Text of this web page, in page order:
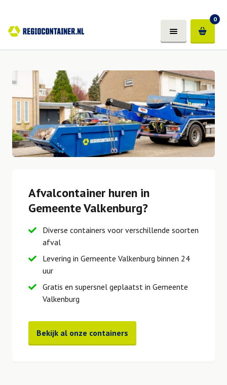
0
Afvalcontainer huren in
Gemeente Valkenburg?
Diverse containers voor verschillende soorten
afval
Levering in Gemeente Valkenburg binnen 24
uur
Gratis en supersnel geplaatst in Gemeente
Valkenburg
Bekijk al onze containers